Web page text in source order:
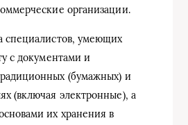
организации.
специалистов, умеющих
с документами и
(бумажных) и
(включая электронные), а
их хранения в